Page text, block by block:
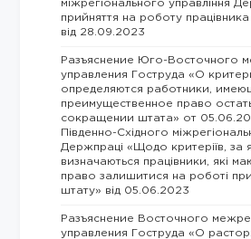
міжрегіонального управління
прийняття на роботу працівника
від 28.09.2023
Разъяснение Юго-Восточного
управления Гоструда «О
определяются работники,
преимущественное право
сокращении штата» от
Південно-Східного
Держпраці «Щодо критеріїв, за
визначаються працівники, які
право залишитися на роботі
штату» від 05.06.2023
Разъяснение Восточного
управления Гоструда «О